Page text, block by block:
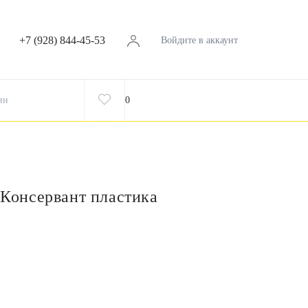
+7 (928) 844-45-53 Войдите в аккаунт
0
пластика